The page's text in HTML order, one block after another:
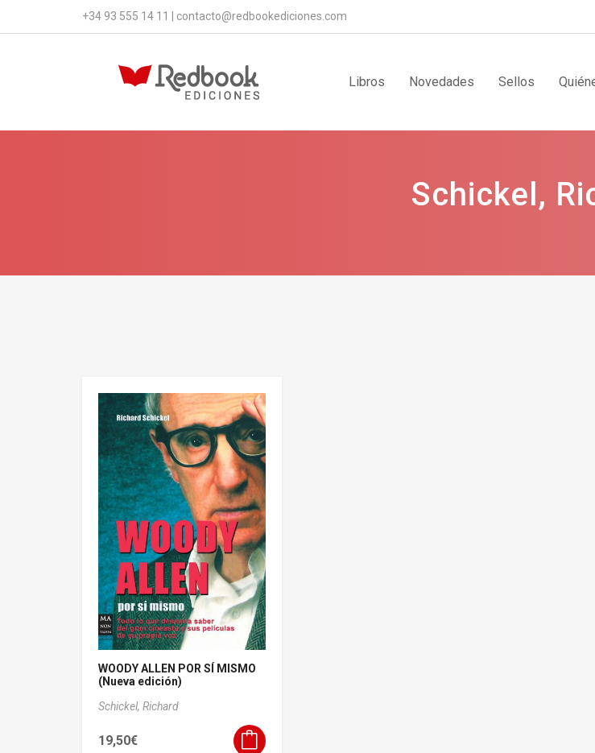
+34 93 555 14 11 contacto@redbookediciones.com
Libros Novedades Sellos
Schickel,
WOODY ALLEN POR SÍ MISMO
(Nueva edición)
Schickel, Richard
19,50€